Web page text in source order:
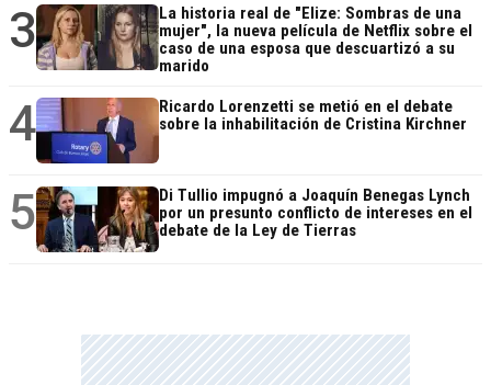
3
La historia real de "Elize: Sombras de una
mujer", la nueva película de Netflix sobre el
caso de una esposa que descuartizó a su
marido
4
Ricardo Lorenzetti se metió en el debate
sobre la inhabilitación de Cristina Kirchner
5
Di Tullio impugnó a Joaquín Benegas Lynch
por un presunto conflicto de intereses en el
debate de la Ley de Tierras